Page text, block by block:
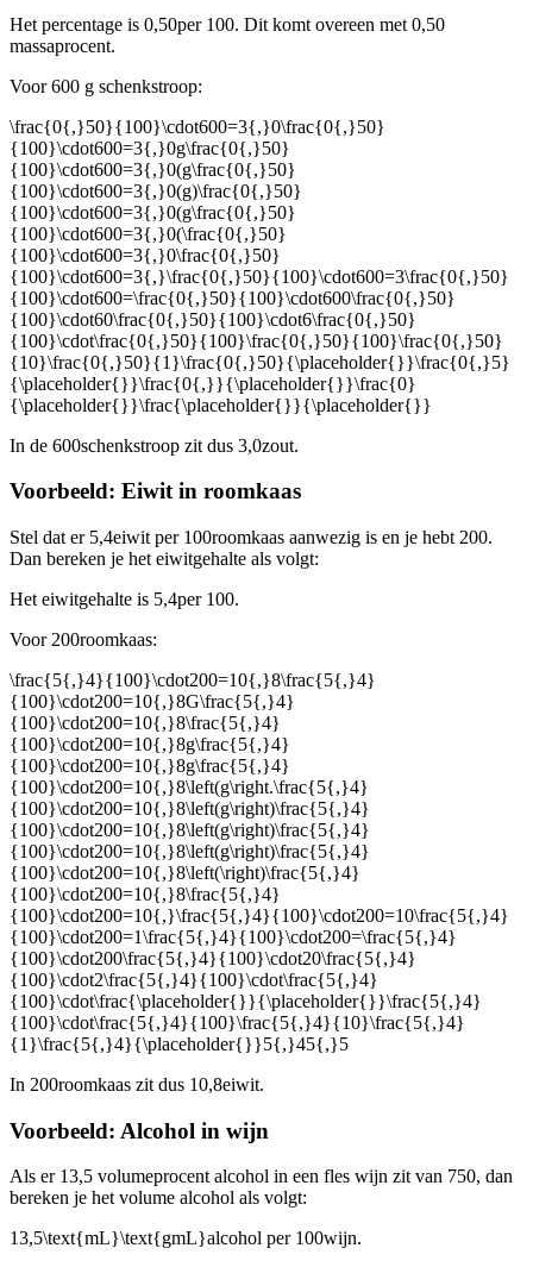
Het percentage is 0,50per 100. Dit komt overeen met 0,50
massaprocent.
Voor 600 g schenkstroop:
\frac{0{,}50}{100}\cdot600=3{,}0\frac{0{,}50}
{100}\cdot600=3{,}0g\frac{0{,}50}
{100}\cdot600=3{,}0(g\frac{0{,}50}
{100}\cdot600=3{,}0(g)\frac{0{,}50}
{100}\cdot600=3{,}0(g\frac{0{,}50}
{100}\cdot600=3{,}0(\frac{0{,}50}
{100}\cdot600=3{,}0\frac{0{,}50}
{100}\cdot600=3{,}\frac{0{,}50}{100}\cdot600=3\frac{0{,}50}
{100}\cdot600=\frac{0{,}50}{100}\cdot600\frac{0{,}50}
{100}\cdot60\frac{0{,}50}{100}\cdot6\frac{0{,}50}
{100}\cdot\frac{0{,}50}{100}\frac{0{,}50}{100}\frac{0{,}50}
{10}\frac{0{,}50}{1}\frac{0{,}50}{\placeholder{}}\frac{0{,}5}
{\placeholder{}}\frac{0{,}}{\placeholder{}}\frac{0}
{\placeholder{}}\frac{\placeholder{}}{\placeholder{}}
In de 600schenkstroop zit dus 3,0zout.
Voorbeeld: Eiwit in roomkaas
Stel dat er 5,4eiwit per 100roomkaas aanwezig is en je hebt 200.
Dan bereken je het eiwitgehalte als volgt:
Het eiwitgehalte is 5,4per 100.
Voor 200roomkaas:
\frac{5{,}4}{100}\cdot200=10{,}8\frac{5{,}4}
{100}\cdot200=10{,}8G\frac{5{,}4}
{100}\cdot200=10{,}8\frac{5{,}4}
{100}\cdot200=10{,}8g\frac{5{,}4}
{100}\cdot200=10{,}8g\frac{5{,}4}
{100}\cdot200=10{,}8\left(g\right.\frac{5{,}4}
{100}\cdot200=10{,}8\left(g\right)\frac{5{,}4}
{100}\cdot200=10{,}8\left(g\right)\frac{5{,}4}
{100}\cdot200=10{,}8\left(g\right)\frac{5{,}4}
{100}\cdot200=10{,}8\left(\right)\frac{5{,}4}
{100}\cdot200=10{,}8\frac{5{,}4}
{100}\cdot200=10{,}\frac{5{,}4}{100}\cdot200=10\frac{5{,}4}
{100}\cdot200=1\frac{5{,}4}{100}\cdot200=\frac{5{,}4}
{100}\cdot200\frac{5{,}4}{100}\cdot20\frac{5{,}4}
{100}\cdot2\frac{5{,}4}{100}\cdot\frac{5{,}4}
{100}\cdot\frac{\placeholder{}}{\placeholder{}}\frac{5{,}4}
{100}\cdot\frac{5{,}4}{100}\frac{5{,}4}{10}\frac{5{,}4}
{1}\frac{5{,}4}{\placeholder{}}5{,}45{,}5
In 200roomkaas zit dus 10,8eiwit.
Voorbeeld: Alcohol in wijn
Als er 13,5 volumeprocent alcohol in een fles wijn zit van 750, dan
bereken je het volume alcohol als volgt:
13,5\text{mL}\text{gmL}alcohol per 100wijn.